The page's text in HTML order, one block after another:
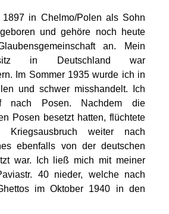
in Chelmo/Polen als Sohn
und gehöre noch heute
an. Mein
in Deutschland war
Im Sommer 1935 wurde ich in
und schwer misshandelt. Ich
nach Posen. Nachdem die
Posen besetzt hatten, flüchtete
weiter nach
ebenfalls von der deutschen
war. Ich ließ mich mit meiner
40 nieder, welche nach
im Oktober 1940 in den